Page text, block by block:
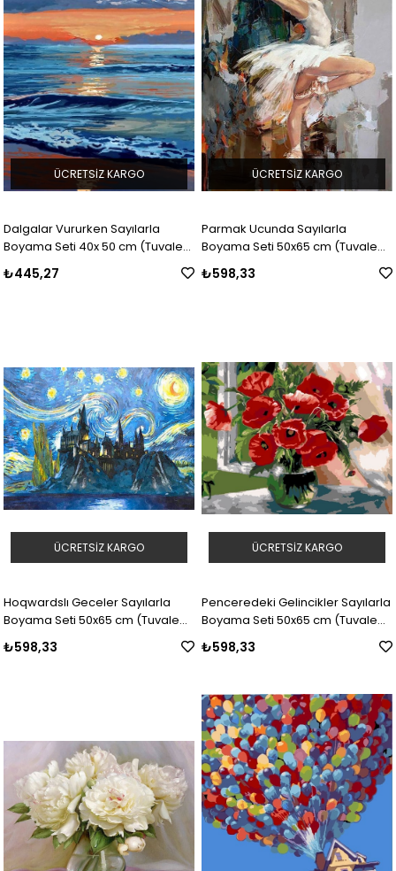
Dalgalar Vururken Sayılarla
Boyama Seti 40x 50 cm (Tuvale
Gerili)
₺445,27
ÜCRETSIZ KARGO
Parmak Ucunda Sayılarla
Boyama Seti 50x65 cm (Tuvale
Gerili)
₺598,33
ÜCRETSIZ KARGO
Hoqwardslı Geceler Sayılarla
Boyama Seti 50x65 cm (Tuvale
Gerili)
₺598,33
ÜCRETSIZ KARGO
Penceredeki Gelincikler Sayılarla
Boyama Seti 50x65 cm (Tuvale
Gerili)
₺598,33
ÜCRETSIZ KARGO